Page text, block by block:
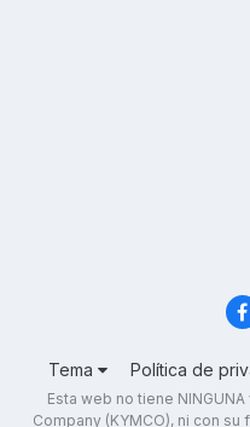
Tema Política de
Esta web no tiene
Company (KYMCO), ni con su